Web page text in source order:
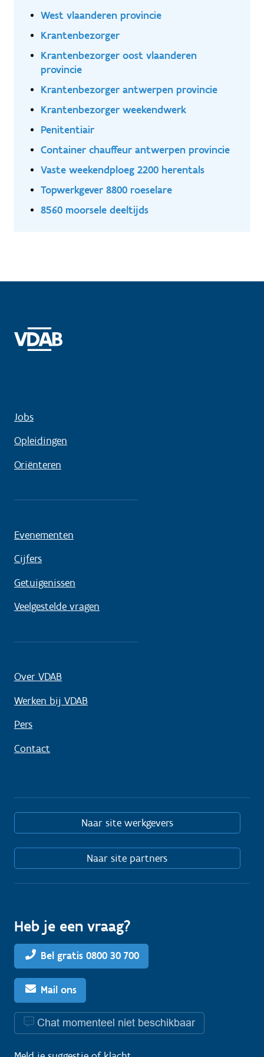
voor vzw's ( sportclubs) die inkomsten willen
vergaren voor de club. De opdracht is in zelfstandig
bijberoep/hoofdberoep: Wat je hiervoor moet doen
wordt tijdens een gesprek in het dichtstbijzijnde
kantoor of via een videocall gegeven.
West vlaanderen provincie
Krantenbezorger
Krantenbezorger oost vlaanderen
provincie
Krantenbezorger antwerpen provincie
Krantenbezorger weekendwerk
Penitentiair
Container chauffeur antwerpen provincie
Vaste weekendploeg 2200 herentals
Topwerkgever 8800 roeselare
8560 moorsele deeltijds
Jobs
Opleidingen
Oriënteren
Evenementen
Cijfers
Getuigenissen
Veelgestelde vragen
Over VDAB
Werken bij VDAB
Pers
Contact
Naar site werkgevers
Naar site partners
Heb je een vraag?
Bel gratis 0800 30 700
Mail ons
Chat momenteel niet beschikbaar